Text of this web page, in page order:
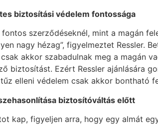
biztosítási védelem fontossága
fontos szerződéseknél, mint a magán
nagy hézag”, figyelmeztet Ressler.
akkor szabadulnak meg a magán
biztosítást. Ezért Ressler ajánlására
elleni védelem csak akkor bontható
biztosítóváltás előtt
kap, figyeljen arra, hogy egy almát